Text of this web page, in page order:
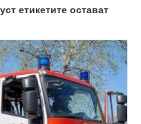
етикетите остават